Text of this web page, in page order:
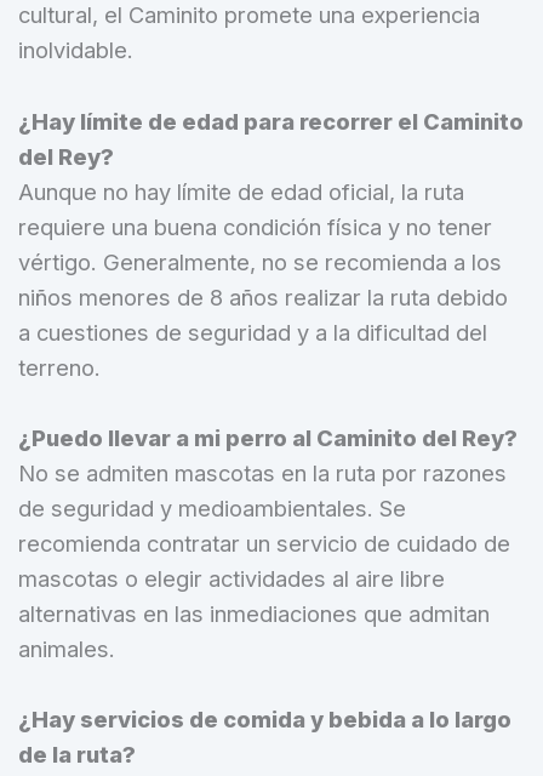
cultural, el Caminito promete una experiencia
inolvidable.
¿Hay límite de edad para recorrer el Caminito
del Rey?
Aunque no hay límite de edad oficial, la ruta
requiere una buena condición física y no tener
vértigo. Generalmente, no se recomienda a los
niños menores de 8 años realizar la ruta debido
a cuestiones de seguridad y a la dificultad del
terreno.
¿Puedo llevar a mi perro al Caminito del Rey?
No se admiten mascotas en la ruta por razones
de seguridad y medioambientales. Se
recomienda contratar un servicio de cuidado de
mascotas o elegir actividades al aire libre
alternativas en las inmediaciones que admitan
animales.
¿Hay servicios de comida y bebida a lo largo
de la ruta?